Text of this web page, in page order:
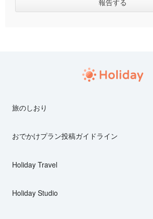
旅のしおり
おでかけプラン投稿ガイドライン
Holiday Travel
Holiday Studio